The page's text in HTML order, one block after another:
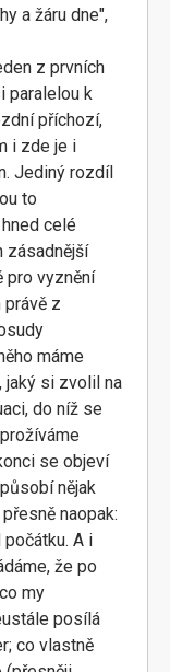
a žáru dne",
z prvních
paralelou k
příchozí,
i zde je i
Jediný rozdíl
to
celé
zásadnější
pro vyznění
právě z
máme
jaký si zvolil na
do níž se
se objeví
nějak
naopak:
počátku. A i
že po
my
posílá
co vlastně